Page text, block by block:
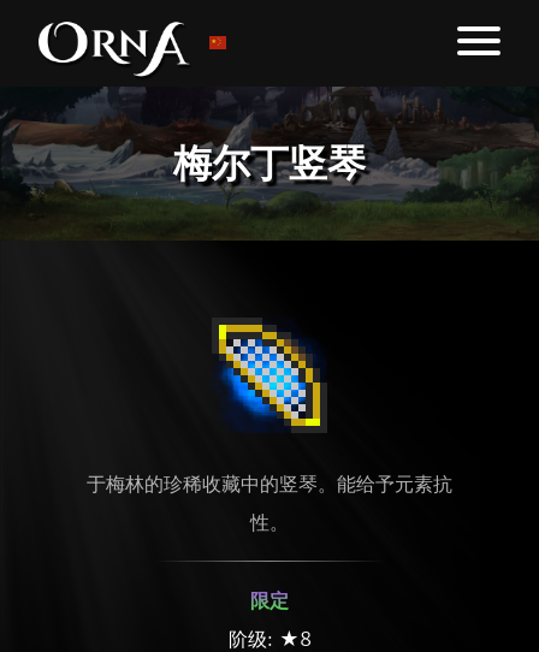
梅尔丁竖琴
于梅林的珍稀收藏中的竖琴。能给予元素抗
性。
限定
阶级: ★8